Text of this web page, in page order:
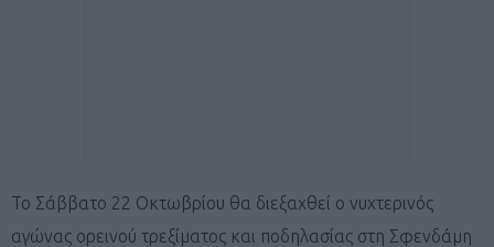
Το Σάββατο 22 Οκτωβρίου θα διεξαχθεί ο νυχτερινός
αγώνας ορεινού τρεξίματος και ποδηλασίας στη Σφενδάμη